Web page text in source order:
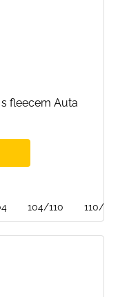
fleecem Auta
104/110 110/116